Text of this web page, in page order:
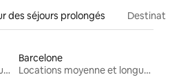
des séjours prolongés
Locations moyenne et longue durée
Barcelone
Locations moyenne et longue durée